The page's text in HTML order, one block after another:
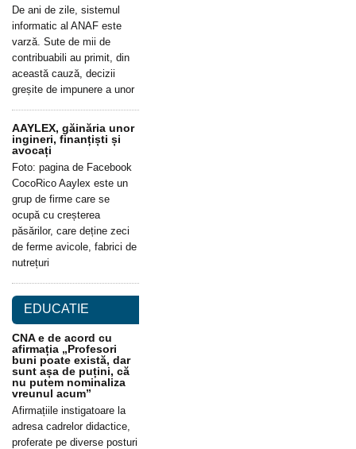
De ani de zile, sistemul
informatic al ANAF este
varză. Sute de mii de
contribuabili au primit, din
această cauză, decizii
greșite de impunere a unor
AAYLEX, găinăria unor
ingineri, finanțiști și
avocați
Foto: pagina de Facebook
CocoRico Aaylex este un
grup de firme care se
ocupă cu creșterea
păsărilor, care deține zeci
de ferme avicole, fabrici de
nutrețuri
EDUCATIE
CNA e de acord cu
afirmația „Profesori
buni poate există, dar
sunt așa de puțini, că
nu putem nominaliza
vreunul acum”
Afirmațiile instigatoare la
adresa cadrelor didactice,
proferate pe diverse posturi